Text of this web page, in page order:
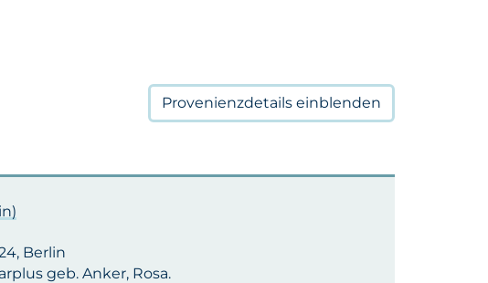
Provenienzdetails einblenden
Berlin
geb. Anker, Rosa.